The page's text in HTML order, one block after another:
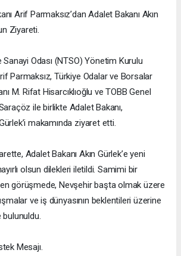
Arif Parmaksız’dan Adalet Bakanı Akın
Ziyareti.
Odası (NTSO) Yönetim Kurulu
Parmaksız, Türkiye Odalar ve Borsalar
M. Rifat Hisarcıklıoğlu ve TOBB Genel
ile birlikte Adalet Bakanı,
makamında ziyaret etti.
Adalet Bakanı Akın Gürlek’e yeni
olsun dilekleri iletildi. Samimi bir
görüşmede, Nevşehir başta olmak üzere
ve iş dünyasının beklentileri üzerine
Mesajı.